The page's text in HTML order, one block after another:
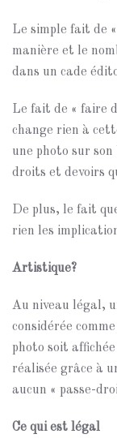
Le simple fait de
manière et le
dans un cade
Le fait de « faire
change rien à
une photo sur
droits et devoirs
De plus, le fait
rien les
Artistique?
Au niveau légal,
considérée
photo soit
réalisée grâce à
aucun « passe-
Ce qui est légal